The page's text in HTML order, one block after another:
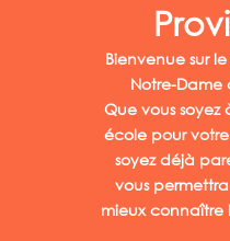
Bienvenue sur
Notre-Dame
Que vous
école pour
soyez déjà
vous
mieux